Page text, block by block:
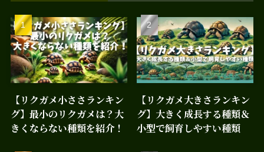
【リクガメ小ささランキン
グ】最小のリクガメは？大
きくならない種類を紹介！
【リクガメ大きさランキン
グ】大きく成長する種類＆
小型で飼育しやすい種類